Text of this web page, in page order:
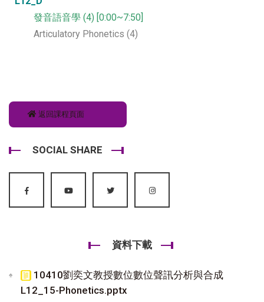
發音語音學 (4) [0:00~7:50]
Articulatory Phonetics (4)
返回課程頁面
SOCIAL SHARE
資料下載
10410劉奕文教授數位數位聲訊分析與合成
L12_15-Phonetics.pptx